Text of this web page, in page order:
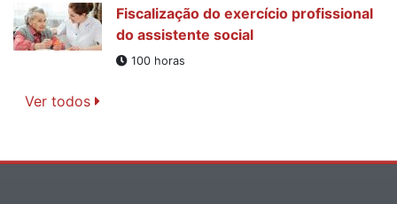
Fiscalização do exercício profissional
do assistente social
100 horas
Ver todos